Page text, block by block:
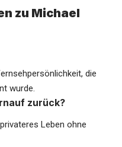
zu Michael
die
wurde.
zurück?
Leben ohne